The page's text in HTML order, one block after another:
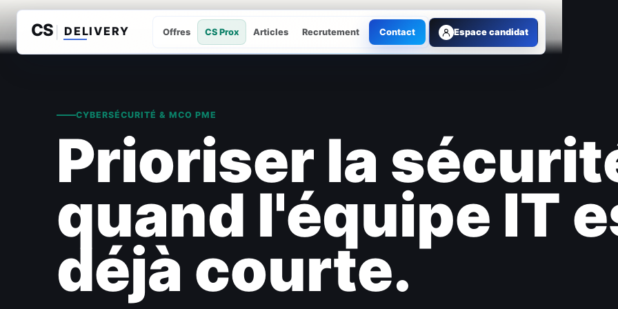
Offres CS Prox Articles Recrutement Contact Espace candidat
CYBERSÉCURITÉ & MCO PME
Prioriser la
quand l'équipe IT
déjà courte.